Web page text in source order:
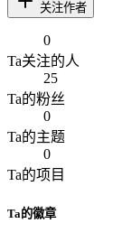
关注作者
0
Ta关注的人
25
Ta的粉丝
0
Ta的主题
0
Ta的项目
Ta的徽章